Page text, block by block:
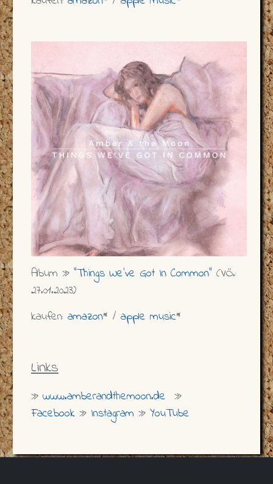
Album » "Things We've Got In Common" (VÖ.:
27.01.2023)
kaufen: amazon* / apple music*
Links
» www.amberandthemoon.de »
Facebook » Instagram » YouTube